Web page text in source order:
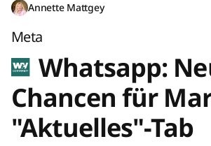
Annette Mattgey
Meta
Whatsapp:
Chancen für
"Aktuelles"-Tab